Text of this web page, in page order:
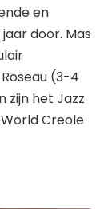
en
door. Mas
(3-4
zijn het Jazz
Creole